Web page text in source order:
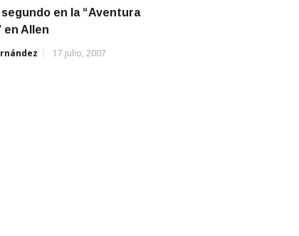
en la “Aventura
en Allen
17 julio, 2007